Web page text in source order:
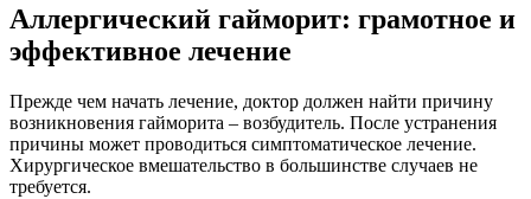
Аллергический гайморит: грамотное и
эффективное лечение
Прежде чем начать лечение, доктор должен найти причину
возникновения гайморита – возбудитель. После устранения
причины может проводиться симптоматическое лечение.
Хирургическое вмешательство в большинстве случаев не
требуется.